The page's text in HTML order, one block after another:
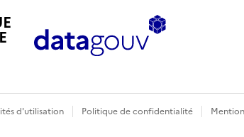
d'utilisation Politique de confidentialité